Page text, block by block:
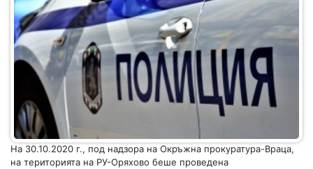
На 30.10.2020 г., под надзора на Окръжна прокуратура-Враца,
на територията на РУ-Оряхово беше проведена